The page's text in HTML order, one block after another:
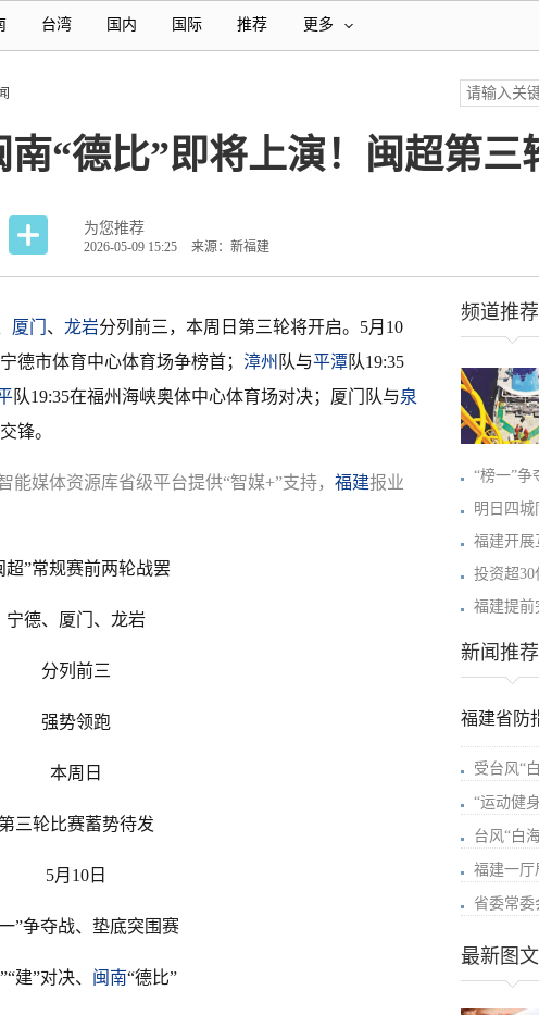
台湾 国内 国际 推荐 更多
“德比”即将上演！闽超第三
为您推荐
2026-05-09 15:25 来源：新福建
厦门 、 龙岩分列前三，本周日第三轮将开启。5月10
德市体育中心体育场争榜首； 漳州 队与平潭 队19:35
队19:35在福州海峡奥体中心体育场对决；厦门队与泉
锋。
能媒体资源库省级平台提供“智媒+”支持， 福建报业
超”常规赛前两轮战罢
宁德、厦门、龙岩
分列前三
强势领跑
本周日
三轮比赛蓄势待发
5月10日
”争夺战、垫底突围赛
建”对决、 闽南“德比”
频道推荐
“榜一”争
明日四
福建开展
投资超
福建提前
新闻推荐
福建省防
受台风“
“运动健
台风“白
福建一厅
省委常委
最新图文